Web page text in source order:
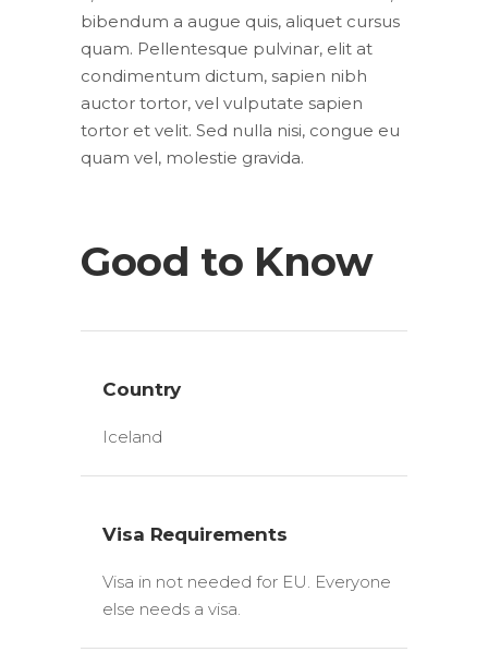
bibendum a augue quis, aliquet cursus
quam. Pellentesque pulvinar, elit at
condimentum dictum, sapien nibh
auctor tortor, vel vulputate sapien
tortor et velit. Sed nulla nisi, congue eu
quam vel, molestie gravida.
Good to Know
Country
Iceland
Visa Requirements
Visa in not needed for EU. Everyone
else needs a visa.